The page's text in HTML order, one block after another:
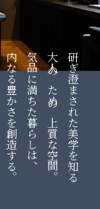
研ぎ澄まされた美学を知る
大人のための上質な空間。
気品に満ちた暮らしは、
内なる豊かさを創造する。